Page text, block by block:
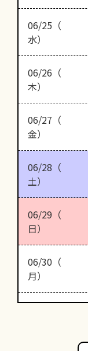
06/25（
水）
06/26（
木）
06/27（
金）
06/28（
土）
06/29（
日）
06/30（
月）